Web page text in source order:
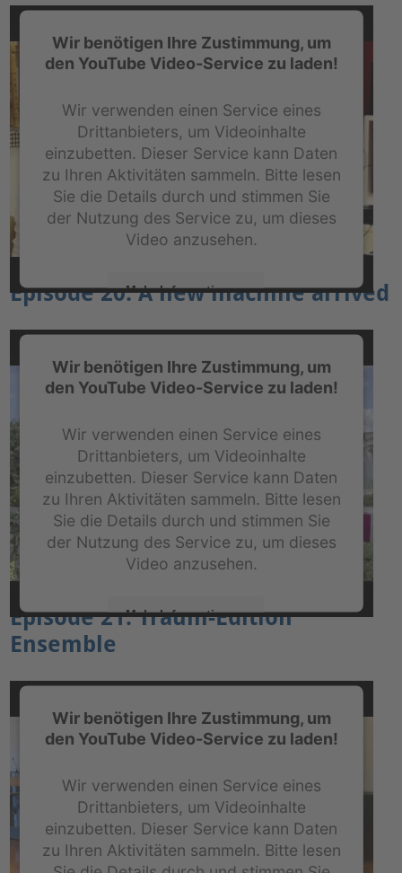
Platform& eRecht24
Wir benötigen Ihre Zustimmung, um
den YouTube Video-Service zu laden!
Wir verwenden einen Service eines
Drittanbieters, um Videoinhalte
einzubetten. Dieser Service kann Daten
zu Ihren Aktivitäten sammeln. Bitte lesen
Sie die Details durch und stimmen Sie
der Nutzung des Service zu, um dieses
Video anzusehen.
Mehr Informationen
Akzeptieren
powered byUsercentrics Consent Management
Platform&eRecht24
Episode 20: A new machine arrived
Wir benötigen Ihre Zustimmung, um
den YouTube Video-Service zu laden!
Wir verwenden einen Service eines
Drittanbieters, um Videoinhalte
einzubetten. Dieser Service kann Daten
zu Ihren Aktivitäten sammeln. Bitte lesen
Sie die Details durch und stimmen Sie
der Nutzung des Service zu, um dieses
Video anzusehen.
Mehr Informationen
Platform& eRecht24
Episode 21: Traum-Edition
Ensemble
Wir benötigen Ihre Zustimmung, um
den YouTube Video-Service zu laden!
Wir verwenden einen Service eines
Drittanbieters, um Videoinhalte
einzubetten. Dieser Service kann Daten
zu Ihren Aktivitäten sammeln. Bitte lesen